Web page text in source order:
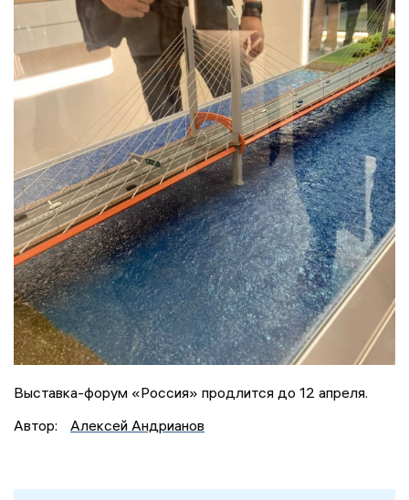
Выставка-форум «Россия» продлится до 12 апреля.
Автор:
Алексей Андрианов